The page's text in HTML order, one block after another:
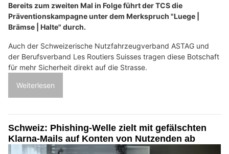
Bereits zum zweiten Mal in Folge führt der TCS die
Präventionskampagne unter dem Merkspruch "Luege |
Brämse | Halte" durch.
Auch der Schweizerische Nutzfahrzeugverband ASTAG und
der Berufsverband Les Routiers Suisses tragen diese Botschaft
für mehr Sicherheit direkt auf die Strasse.
Weiterlesen
Schweiz: Phishing-Welle zielt mit gefälschten
Klarna-Mails auf Konten von Nutzenden ab